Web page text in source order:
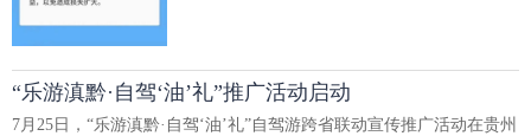
“乐游滇黔·自驾‘油’礼”推广活动启动
7月25日，“乐游滇黔·自驾‘油’礼”自驾游跨省联动宣传推广活动在贵州